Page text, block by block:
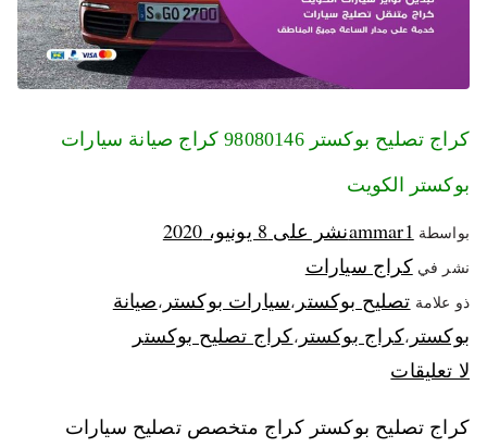
كراج تصليح بوكستر 98080146‬ كراج صيانة سيارات
بوكستر الكويت
بواسطة ammar1نشر على 8 يونيو، 2020
نشر في كراج سيارات
ذو علامة تصليح بوكستر ،سيارات بوكستر ،صيانة
بوكستر ،كراج بوكستر ،كراج تصليح بوكستر
لا تعليقات
كراج تصليح بوكستر كراج متخصص تصليح سيارات